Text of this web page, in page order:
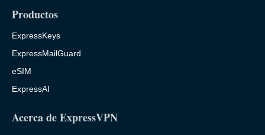
Productos
ExpressKeys
ExpressMailGuard
eSIM
ExpressAI
Acerca de ExpressVPN